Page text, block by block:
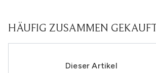
HÄUFIG ZUSAMMEN GEKAUFT
Dieser Artikel